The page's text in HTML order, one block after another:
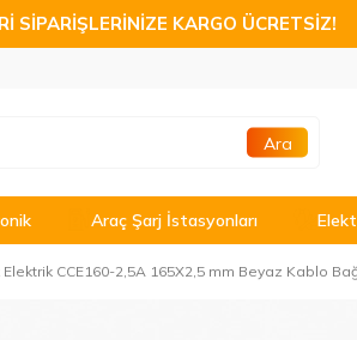
SİPARİŞLERİNİZE KARGO ÜCRETSİZ!
Ara
Araç Şarj İstasyonları
CCE160-2,5A 165X2,5 mm Beyaz Kablo